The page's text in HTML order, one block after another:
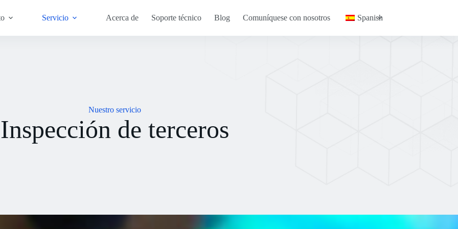
Servicio Acerca de Soporte técnico Blog Comuníquese con nosotros Spanish
Nuestro servicio
Inspección de terceros